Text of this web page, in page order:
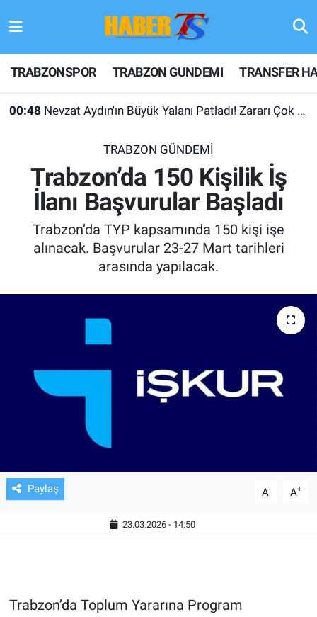
TRABZONSPOR TRABZON GUNDEMI TRANSFER
00:48 Nevzat Aydın'ın Büyük Yalanı Patladı! Zararı Çok Desteği Yok
TRABZON GÜNDEMİ
Trabzon’da 150 Kişilik İş
İlanı Başvurular Başladı
Trabzon’da TYP kapsamında 150 kişi işe
alınacak. Başvurular 23-27 Mart tarihleri
arasında yapılacak.
Paylaş A- A+
23.03.2026 - 14:50
Trabzon’da Toplum Yararına Program
TRABZONSPOR
TRABZON GUNDEMI
KULİS MEYDANI
1461 TRABZON
TV VE SİNEMA
KÜLTÜR SANAT
EĞİTİM
Hava Durumu
Trafik Durumu
Son Dakika Haberleri
Haber Arşivi